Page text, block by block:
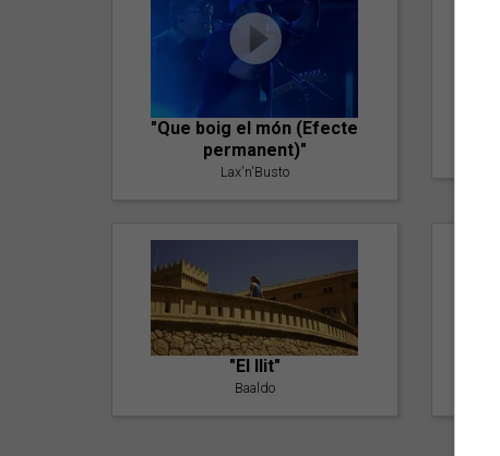
"Que boig el món (Efecte
permanent)"
Lax'n'Busto
"El llit"
Baaldo